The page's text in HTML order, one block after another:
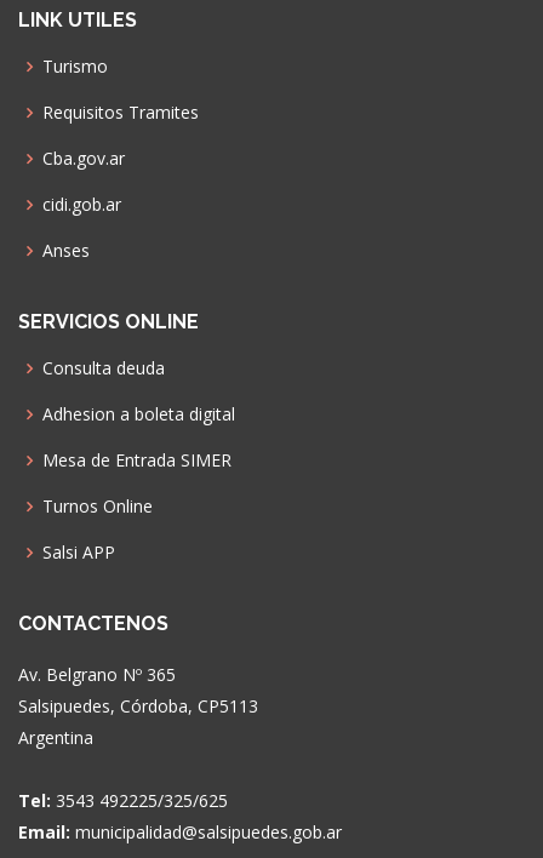
LINK UTILES
Turismo
Requisitos Tramites
Cba.gov.ar
cidi.gob.ar
Anses
SERVICIOS ONLINE
Consulta deuda
Adhesion a boleta digital
Mesa de Entrada SIMER
Turnos Online
Salsi APP
CONTACTENOS
Av. Belgrano Nº 365
Salsipuedes, Córdoba, CP5113
Argentina
Tel: 3543 492225/325/625
Email: municipalidad@salsipuedes.gob.ar